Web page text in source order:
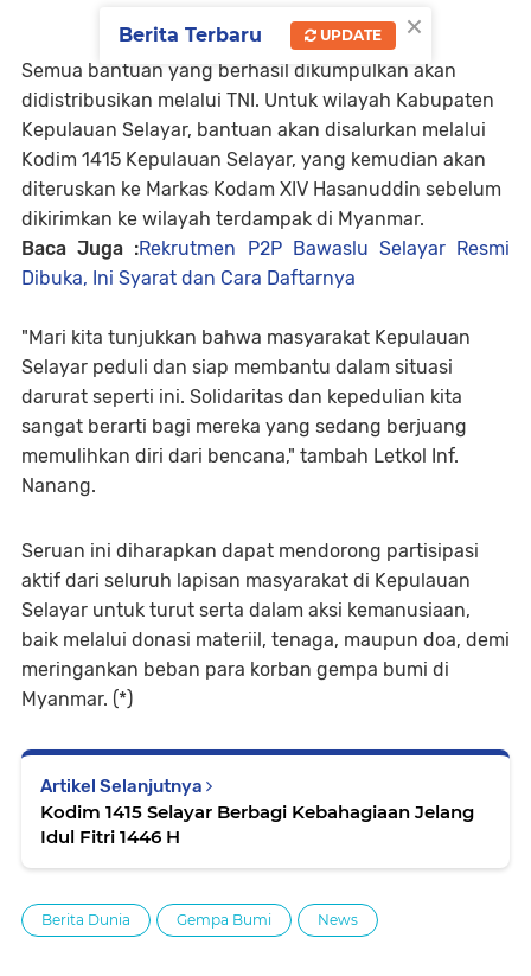
Semua bantuan yang berhasil dikumpulkan akan
didistribusikan melalui TNI. Untuk wilayah Kabupaten
Kepulauan Selayar, bantuan akan disalurkan melalui
Kodim 1415 Kepulauan Selayar, yang kemudian akan
diteruskan ke Markas Kodam XIV Hasanuddin sebelum
dikirimkan ke wilayah terdampak di Myanmar.
Baca Juga :Rekrutmen P2P Bawaslu Selayar Resmi
Dibuka, Ini Syarat dan Cara Daftarnya
"Mari kita tunjukkan bahwa masyarakat Kepulauan
Selayar peduli dan siap membantu dalam situasi
darurat seperti ini. Solidaritas dan kepedulian kita
sangat berarti bagi mereka yang sedang berjuang
memulihkan diri dari bencana," tambah Letkol Inf.
Nanang.
Seruan ini diharapkan dapat mendorong partisipasi
aktif dari seluruh lapisan masyarakat di Kepulauan
Selayar untuk turut serta dalam aksi kemanusiaan,
baik melalui donasi materiil, tenaga, maupun doa, demi
meringankan beban para korban gempa bumi di
Myanmar. (*)
Artikel Selanjutnya
Kodim 1415 Selayar Berbagi Kebahagiaan Jelang
Idul Fitri 1446 H
Berita Dunia Gempa Bumi News
×
Berita Terbaru UPDATE